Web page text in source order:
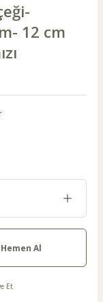
12 cm
Hemen Al
Et